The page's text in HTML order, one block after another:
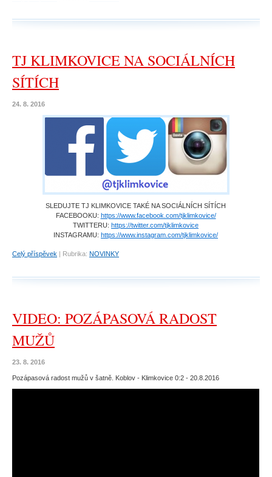
TJ KLIMKOVICE NA SOCIÁLNÍCH
SÍTÍCH
24. 8. 2016
SLEDUJTE TJ KLIMKOVICE TAKÉ NA SOCIÁLNÍCH SÍTÍCH
FACEBOOKU: https://www.facebook.com/tjklimkovice/
TWITTERU: https://twitter.com/tjklimkovice
INSTAGRAMU: https://www.instagram.com/tjklimkovice/
Celý příspěvek | Rubrika: NOVINKY
VIDEO: POZÁPASOVÁ RADOST
MUŽŮ
23. 8. 2016
Pozápasová radost mužů v šatně. Koblov - Klimkovice 0:2 - 20.8.2016